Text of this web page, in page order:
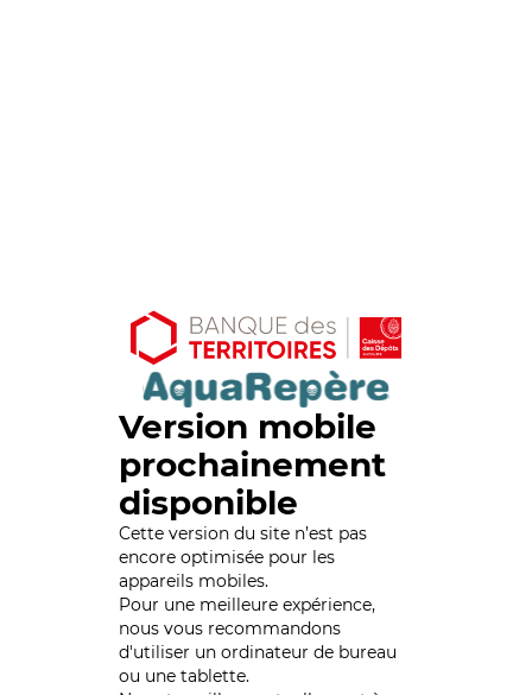
Version mobile
prochainement
disponible
Cette version du site n’est pas
encore optimisée pour les
appareils mobiles.
Pour une meilleure expérience,
nous vous recommandons
d'utiliser un ordinateur de bureau
ou une tablette.